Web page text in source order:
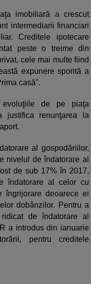
imobiliară a crescut
intermediarii financiari
Creditele ipotecare
peste o treime din
cele mai multe fiind
expunere sporită a
casă".
evoluţiile de pe piaţa
renunţarea la
al gospodăriilor,
nivelul de îndatorare al
de sub 17% în 2017,
îndatorare al celor cu
îngrijorare deoarece ei
dobânzilor. Pentru a
de îndatorare al
a introdus din ianuarie
pentru creditele